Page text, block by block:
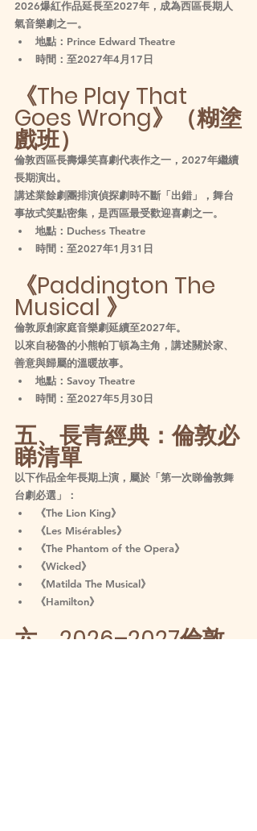
2026爆紅作品延長至2027年，成為西區長期人
氣音樂劇之一。
地點：Prince Edward Theatre
時間：至2027年4月17日
《The Play That
Goes Wrong》（糊塗
戲班）
倫敦西區長壽爆笑喜劇代表作之一，2027年繼續
長期演出。
講述業餘劇團排演偵探劇時不斷「出錯」，舞台
事故式笑點密集，是西區最受歡迎喜劇之一。
地點：Duchess Theatre
時間：至2027年1月31日
《Paddington The
Musical 》
倫敦原創家庭音樂劇延續至2027年。
以來自秘魯的小熊帕丁頓為主角，講述關於家、
善意與歸屬的溫暖故事。
地點：Savoy Theatre
時間：至2027年5月30日
五、長青經典：倫敦必
睇清單
以下作品全年長期上演，屬於「第一次睇倫敦舞
台劇必選」：
《The Lion King》
《Les Misérables》
《The Phantom of the Opera》
《Wicked》
《Matilda The Musical》
《Hamilton》
六、2026–2027倫敦